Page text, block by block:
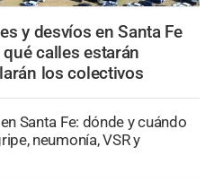
y desvíos en Santa Fe
calles estarán
los colectivos
Santa Fe: dónde y cuándo
neumonía, VSR y